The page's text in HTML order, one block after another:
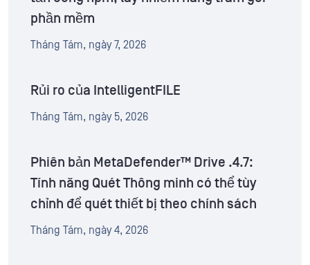
phần mềm
Tháng Tám, ngày 7, 2026
Rủi ro của IntelligentFILE
Tháng Tám, ngày 5, 2026
Phiên bản MetaDefender™ Drive .4.7:
Tính năng Quét Thông minh có thể tùy
chỉnh để quét thiết bị theo chính sách
Tháng Tám, ngày 4, 2026